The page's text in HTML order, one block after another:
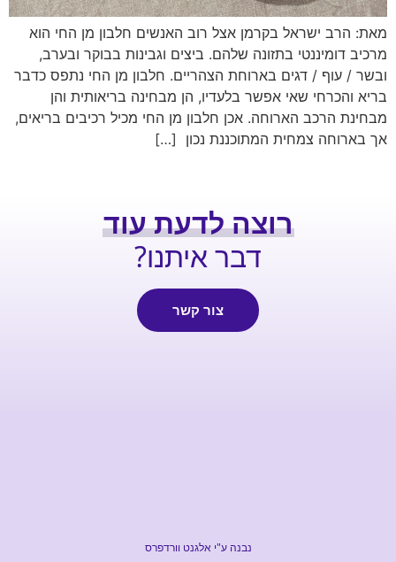
מאת: הרב ישראל בקרמן אצל רוב האנשים חלבון מן החי הוא
מרכיב דומיננטי בתזונה שלהם. ביצים וגבינות בבוקר ובערב,
ובשר / עוף / דגים בארוחת הצהריים. חלבון מן החי נתפס כדבר
בריא והכרחי שאי אפשר בלעדיו, הן מבחינה בריאותית והן
מבחינת הרכב הארוחה. אכן חלבון מן החי מכיל רכיבים בריאים,
אך בארוחה צמחית המתוכננת נכון […]
רוצה לדעת עוד
דבר איתנו?
צור קשר
נבנה ע"י אלגנט וורדפרס